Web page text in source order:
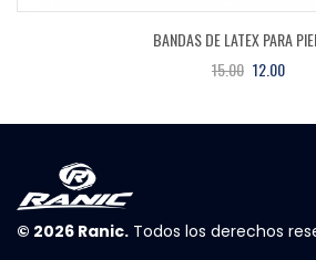
BANDAS DE LATEX PARA
15.00 12.00
© 2026 Ranic. Todos los derechos